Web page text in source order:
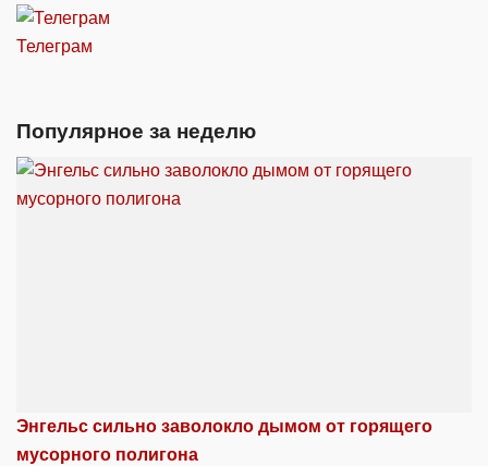
Телеграм
Популярное за неделю
Энгельс сильно заволокло дымом от горящего
мусорного полигона